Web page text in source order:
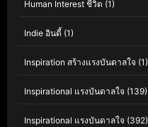
Human Interest ชีวิต (1)
Indie อินดี้ (1)
Inspiration สร้างแรงบันดาลใจ (1)
Inspirational แรงบันดาลใจ (139)
Inspirational แรงบันดาลใจ (392)